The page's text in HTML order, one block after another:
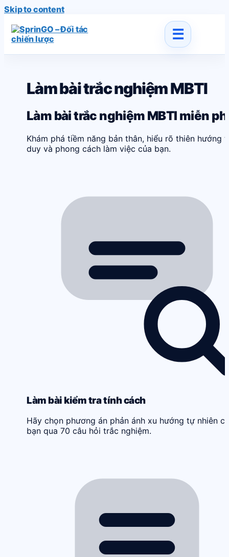
Skip to content
Làm bài trắc nghiệm MBTI
Làm bài trắc nghiệm MBTI miễn
Khám phá tiềm năng bản thân, hiểu rõ thiên hướng
duy và phong cách làm việc của bạn.
Làm bài kiểm tra tính cách
Hãy chọn phương án phản ánh xu hướng tự nhiên
bạn qua 70 câu hỏi trắc nghiệm.